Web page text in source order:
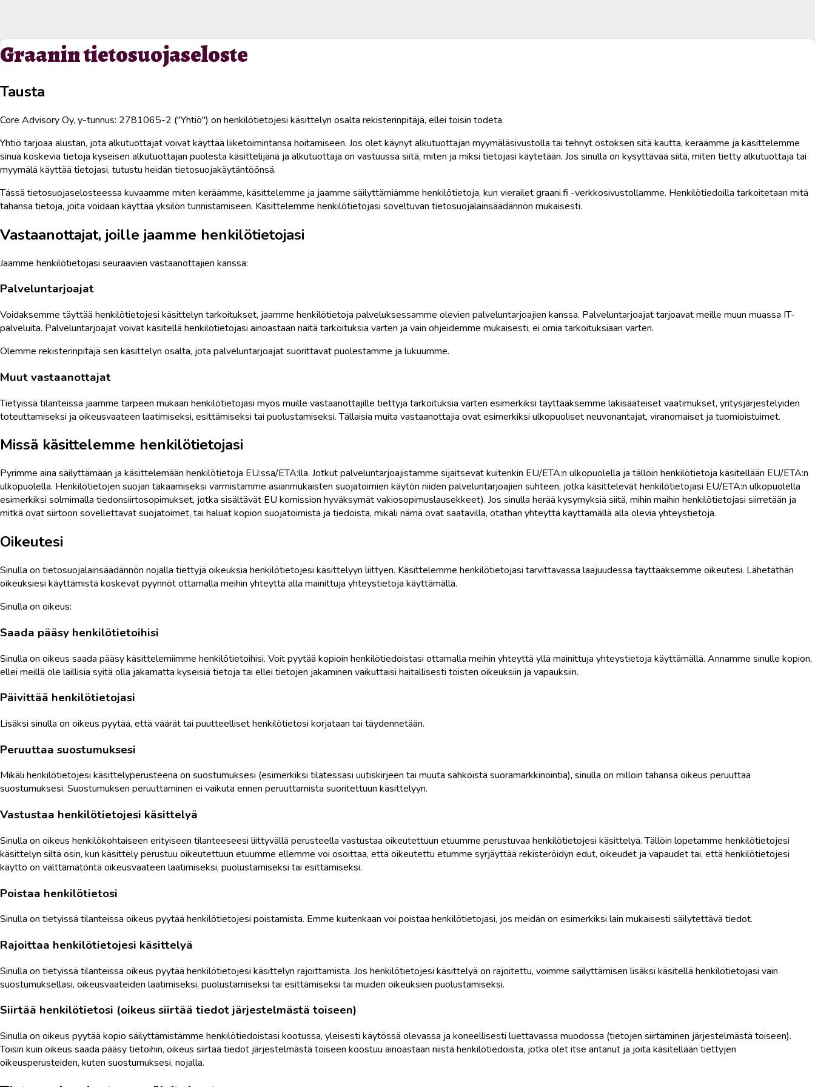
Graanin tietosuojaseloste
Tausta
Core Advisory Oy, y-tunnus: 2781065-2 ("Yhtiö") on henkilötietojesi käsittelyn osalta rekisterinpitäjä, ellei toisin todeta.
Yhtiö tarjoaa alustan, jota alkutuottajat voivat käyttää liiketoimintansa hoitamiseen. Jos olet käynyt alkutuottajan myymäläsivustolla tai tehnyt ostoksen sitä kautta, keräämme ja käsittelemme
sinua koskevia tietoja kyseisen alkutuottajan puolesta käsittelijänä ja alkutuottaja on vastuussa siitä, miten ja miksi tietojasi käytetään. Jos sinulla on kysyttävää siitä, miten tietty alkutuottaja tai
myymälä käyttää tietojasi, tutustu heidän tietosuojakäytäntöönsä.
Tässä tietosuojaselosteessa kuvaamme miten keräämme, käsittelemme ja jaamme säilyttämiämme henkilötietoja, kun vierailet graani.fi -verkkosivustollamme. Henkilötiedoilla tarkoitetaan mitä
tahansa tietoja, joita voidaan käyttää yksilön tunnistamiseen. Käsittelemme henkilötietojasi soveltuvan tietosuojalainsäädännön mukaisesti.
Vastaanottajat, joille jaamme henkilötietojasi
Jaamme henkilötietojasi seuraavien vastaanottajien kanssa:
Palveluntarjoajat
Voidaksemme täyttää henkilötietojesi käsittelyn tarkoitukset, jaamme henkilötietoja palveluksessamme olevien palveluntarjoajien kanssa. Palveluntarjoajat tarjoavat meille muun muassa IT-
palveluita. Palveluntarjoajat voivat käsitellä henkilötietojasi ainoastaan näitä tarkoituksia varten ja vain ohjeidemme mukaisesti, ei omia tarkoituksiaan varten.
Olemme rekisterinpitäjä sen käsittelyn osalta, jota palveluntarjoajat suorittavat puolestamme ja lukuumme.
Muut vastaanottajat
Tietyissä tilanteissa jaamme tarpeen mukaan henkilötietojasi myös muille vastaanottajille tiettyjä tarkoituksia varten esimerkiksi täyttääksemme lakisääteiset vaatimukset, yritysjärjestelyiden
toteuttamiseksi ja oikeusvaateen laatimiseksi, esittämiseksi tai puolustamiseksi. Tällaisia muita vastaanottajia ovat esimerkiksi ulkopuoliset neuvonantajat, viranomaiset ja tuomioistuimet.
Missä käsittelemme henkilötietojasi
Pyrimme aina säilyttämään ja käsittelemään henkilötietoja EU:ssa/ETA:lla. Jotkut palveluntarjoajistamme sijaitsevat kuitenkin EU/ETA:n ulkopuolella ja tällöin henkilötietoja käsitellään EU/ETA:n
ulkopuolella. Henkilötietojen suojan takaamiseksi varmistamme asianmukaisten suojatoimien käytön niiden palveluntarjoajien suhteen, jotka käsittelevät henkilötietojasi EU/ETA:n ulkopuolella
esimerkiksi solmimalla tiedonsiirtosopimukset, jotka sisältävät EU komission hyväksymät vakiosopimuslausekkeet). Jos sinulla herää kysymyksiä siitä, mihin maihin henkilötietojasi siirretään ja
mitkä ovat siirtoon sovellettavat suojatoimet, tai haluat kopion suojatoimista ja tiedoista, mikäli nämä ovat saatavilla, otathan yhteyttä käyttämällä alla olevia yhteystietoja.
Oikeutesi
Sinulla on tietosuojalainsäädännön nojalla tiettyjä oikeuksia henkilötietojesi käsittelyyn liittyen. Käsittelemme henkilötietojasi tarvittavassa laajuudessa täyttääksemme oikeutesi. Lähetäthän
oikeuksiesi käyttämistä koskevat pyynnöt ottamalla meihin yhteyttä alla mainittuja yhteystietoja käyttämällä.
Sinulla on oikeus:
Saada pääsy henkilötietoihisi
Sinulla on oikeus saada pääsy käsittelemiimme henkilötietoihisi. Voit pyytää kopioin henkilötiedoistasi ottamalla meihin yhteyttä yllä mainittuja yhteystietoja käyttämällä. Annamme sinulle kopion,
ellei meillä ole laillisia syitä olla jakamatta kyseisiä tietoja tai ellei tietojen jakaminen vaikuttaisi haitallisesti toisten oikeuksiin ja vapauksiin.
Päivittää henkilötietojasi
Lisäksi sinulla on oikeus pyytää, että väärät tai puutteelliset henkilötietosi korjataan tai täydennetään.
Peruuttaa suostumuksesi
Mikäli henkilötietojesi käsittelyperusteena on suostumuksesi (esimerkiksi tilatessasi uutiskirjeen tai muuta sähköistä suoramarkkinointia), sinulla on milloin tahansa oikeus peruuttaa
suostumuksesi. Suostumuksen peruuttaminen ei vaikuta ennen peruuttamista suoritettuun käsittelyyn.
Vastustaa henkilötietojesi käsittelyä
Sinulla on oikeus henkilökohtaiseen erityiseen tilanteeseesi liittyvällä perusteella vastustaa oikeutettuun etuumme perustuvaa henkilötietojesi käsittelyä. Tällöin lopetamme henkilötietojesi
käsittelyn siltä osin, kun käsittely perustuu oikeutettuun etuumme ellemme voi osoittaa, että oikeutettu etumme syrjäyttää rekisteröidyn edut, oikeudet ja vapaudet tai, että henkilötietojesi
käyttö on välttämätöntä oikeusvaateen laatimiseksi, puolustamiseksi tai esittämiseksi.
Poistaa henkilötietosi
Sinulla on tietyissä tilanteissa oikeus pyytää henkilötietojesi poistamista. Emme kuitenkaan voi poistaa henkilötietojasi, jos meidän on esimerkiksi lain mukaisesti säilytettävä tiedot.
Rajoittaa henkilötietojesi käsittelyä
Sinulla on tietyissä tilanteissa oikeus pyytää henkilötietojesi käsittelyn rajoittamista. Jos henkilötietojesi käsittelyä on rajoitettu, voimme säilyttämisen lisäksi käsitellä henkilötietojasi vain
suostumuksellasi, oikeusvaateiden laatimiseksi, puolustamiseksi tai esittämiseksi tai muiden oikeuksien puolustamiseksi.
Siirtää henkilötietosi (oikeus siirtää tiedot järjestelmästä toiseen)
Sinulla on oikeus pyytää kopio säilyttämistämme henkilötiedoistasi kootussa, yleisesti käytössä olevassa ja koneellisesti luettavassa muodossa (tietojen siirtäminen järjestelmästä toiseen).
Toisin kuin oikeus saada pääsy tietoihin, oikeus siirtää tiedot järjestelmästä toiseen koostuu ainoastaan niistä henkilötiedoista, jotka olet itse antanut ja joita käsitellään tiettyjen
oikeusperusteiden, kuten suostumuksesi, nojalla.